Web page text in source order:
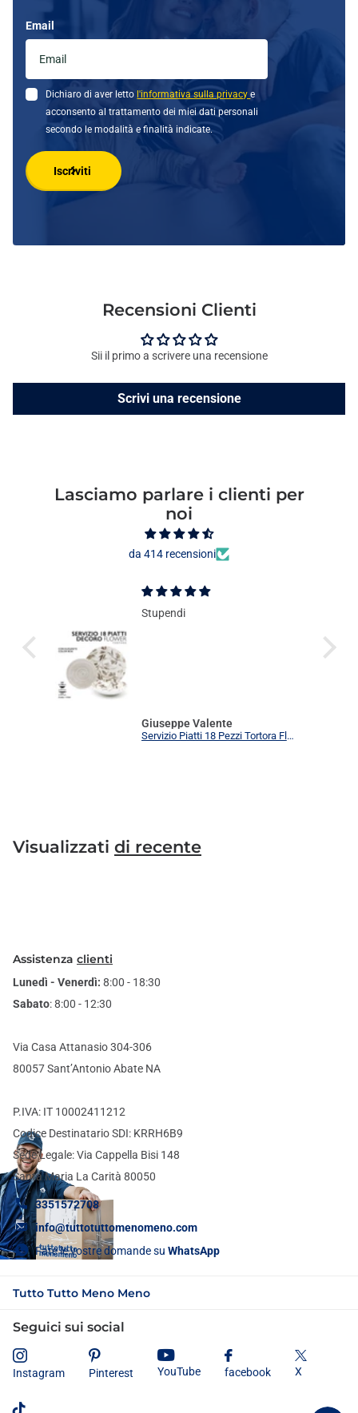
Email
Dichiaro di aver letto l'informativa sulla privacye
acconsento al trattamento dei miei dati personali
secondo le modalità e finalità indicate.
Iscriviti
Recensioni Clienti
Sii il primo a scrivere una recensione
Scrivi una recensione
Lasciamo parlare i clienti per
noi
da 414 recensioni
Stupendi
Giuseppe Valente
Servizio Piatti 18 Pezzi Tortora Flower Elegante | Set Tavola 6 Persone Moderno
Visualizzati di recente
Assistenza clienti
Lunedì - Venerdì: 8:00 - 18:30
Sabato: 8:00 - 12:30
Via Casa Attanasio 304-306
80057 Sant’Antonio Abate NA
P.IVA: IT 10002411212
Codice Destinatario SDI: KRRH6B9
Sede Legale: Via Cappella Bisi 148
Santa Maria La Carità 80050
3351572708
info@tuttotuttomenomeno.com
Fate le vostre domande su WhatsApp
Tutto Tutto Meno Meno
Seguici sui social
Instagram Pinterest YouTube facebook X